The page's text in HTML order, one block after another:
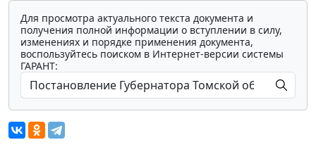
Для просмотра актуального текста документа и
получения полной информации о вступлении в силу,
изменениях и порядке применения документа,
воспользуйтесь поиском в Интернет-версии системы
ГАРАНТ: